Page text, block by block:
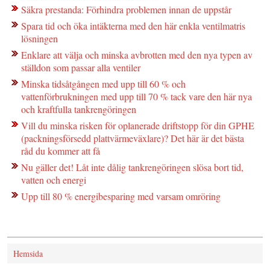
Säkra prestanda: Förhindra problemen innan de uppstår
Spara tid och öka intäkterna med den här enkla ventilmatris
lösningen
Enklare att välja och minska avbrotten med den nya typen av
ställdon som passar alla ventiler
Minska tidsåtgången med upp till 60 % och
vattenförbrukningen med upp till 70 % tack vare den här nya
och kraftfulla tankrengöringen
Vill du minska risken för oplanerade driftstopp för din GPHE
(packningsförsedd plattvärmeväxlare)? Det här är det bästa
råd du kommer att få
Nu gäller det! Låt inte dålig tankrengöringen slösa bort tid,
vatten och energi
Upp till 80 % energibesparing med varsam omröring
Hemsida